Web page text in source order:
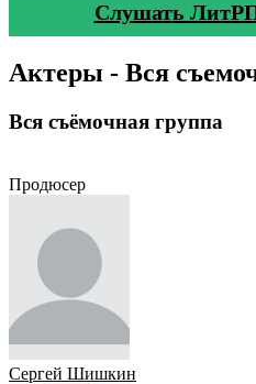
Слушать
Актеры - Вся
Вся съёмочная группа
Продюсер
Сергей Шишкин